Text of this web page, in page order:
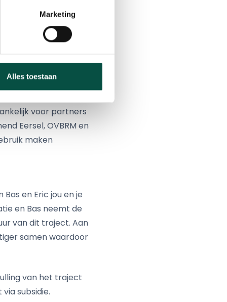
Marketing
Alles toestaan
voor partners
Eersel, OVBRM en
maken
en Eric jou en je
en Bas neemt de
van dit traject. Aan
samen waardoor
van het traject
subsidie.